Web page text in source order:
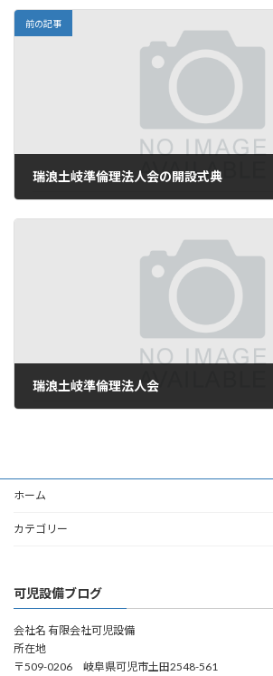
前の記事
瑞浪土岐準倫理法人会の開設式典
瑞浪土岐準倫理法人会
ホーム
カテゴリー
可児設備ブログ
会社名 有限会社可児設備
所在地
〒509-0206 岐阜県可児市土田2548-561